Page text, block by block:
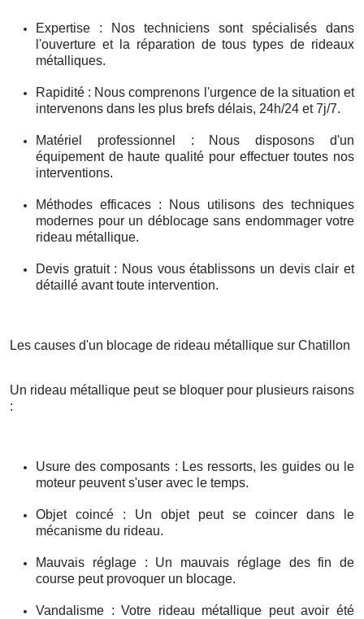
Expertise : Nos techniciens sont spécialisés dans
l'ouverture et la réparation de tous types de rideaux
métalliques.
Rapidité : Nous comprenons l'urgence de la situation et
intervenons dans les plus brefs délais, 24h/24 et 7j/7.
Matériel professionnel : Nous disposons d'un
équipement de haute qualité pour effectuer toutes nos
interventions.
Méthodes efficaces : Nous utilisons des techniques
modernes pour un déblocage sans endommager votre
rideau métallique.
Devis gratuit : Nous vous établissons un devis clair et
détaillé avant toute intervention.
Les causes d'un blocage de rideau métallique sur Chatillon
Un rideau métallique peut se bloquer pour plusieurs raisons
:
Usure des composants : Les ressorts, les guides ou le
moteur peuvent s'user avec le temps.
Objet coincé : Un objet peut se coincer dans le
mécanisme du rideau.
Mauvais réglage : Un mauvais réglage des fin de
course peut provoquer un blocage.
Vandalisme : Votre rideau métallique peut avoir été